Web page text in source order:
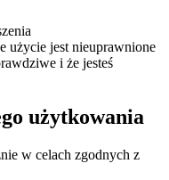
użycie jest nieuprawnione
i że jesteś
użytkowania
w celach zgodnych z